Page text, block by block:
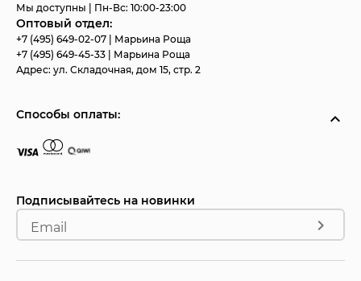
Мы доступны | Пн-Вс: 10:00-23:00
Оптовый отдел:
+7 (495) 649-02-07
| Марьина Роща
+7 (495) 649-45-33
| Марьина Роща
Адрес: ул. Складочная, дом 15, стр. 2
Способы оплаты:
Подписывайтесь на новинки
Email